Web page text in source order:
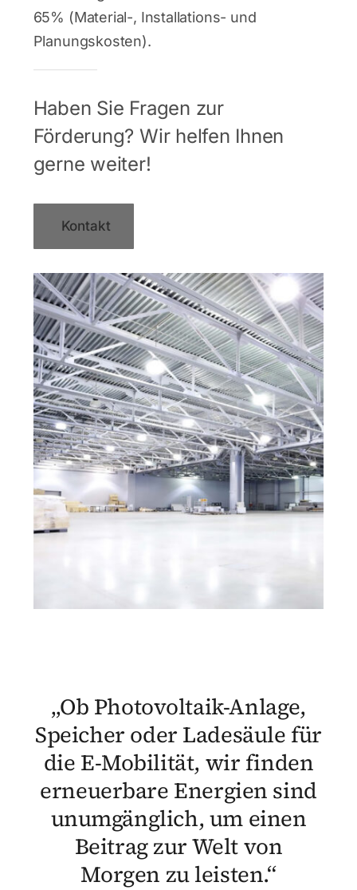
65% (Material-, Installations- und
Planungskosten).
Haben Sie Fragen zur
Förderung? Wir helfen Ihnen
gerne weiter!
Kontakt
„Ob Photovoltaik-Anlage,
Speicher oder Ladesäule für
die E-Mobilität, wir finden
erneuerbare Energien sind
unumgänglich, um einen
Beitrag zur Welt von
Morgen zu leisten.“